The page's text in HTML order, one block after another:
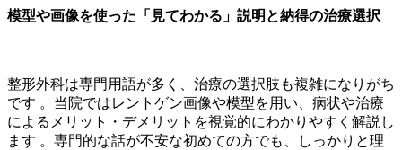
模型や画像を使った「見てわかる」説明と納得の治療選択
整形外科は専門用語が多く、治療の選択肢も複雑になりがち
です 。当院ではレントゲン画像や模型を用い、病状や治療
によるメリット・デメリットを視覚的にわかりやすく解説し
ます 。専門的な話が不安な初めての方でも、しっかりと理